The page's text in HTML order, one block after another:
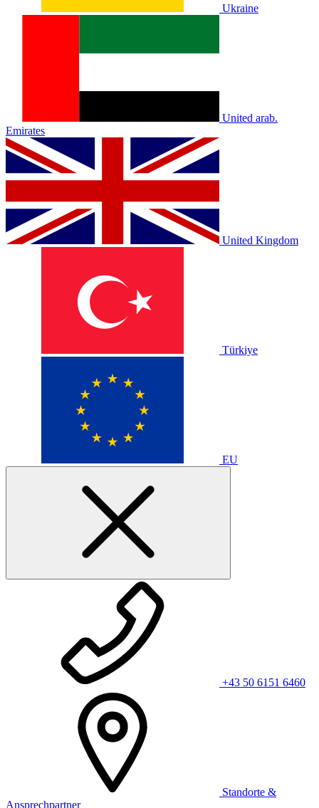
Ukraine
United arab.
Emirates
United Kingdom
Türkiye
EU
+43 50 6151 6460
Standorte &
Ansprechpartner